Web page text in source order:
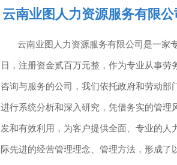
云南业图人力资源服务有限公
日，注册资金贰百万元整，作为专业从事
咨询与服务的公司，我们依托政府和劳动
进行系统分析和深入研究，凭借务实的管
发和有效利用，为客户提供全面、专业的
际先进的经营管理理念、管理方法，形成